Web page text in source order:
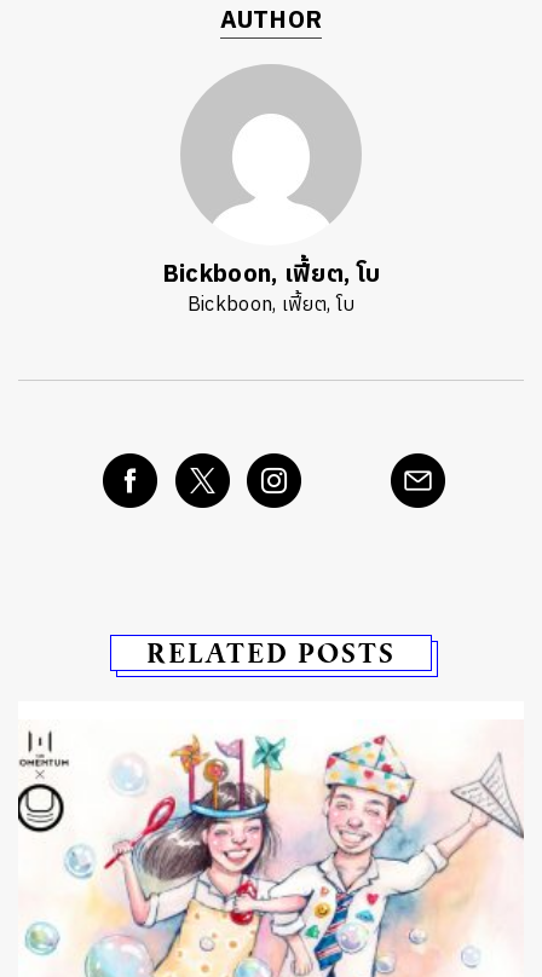
AUTHOR
Bickboon, เฟี้ยต, โบ
Bickboon, เฟี้ยต, โบ
RELATED POSTS